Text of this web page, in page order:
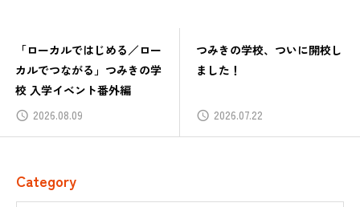
「ローカルではじめる／ロー
カルでつながる」つみきの学
校 入学イベント番外編
2026.08.09
つみきの学校、ついに開校し
ました！
2026.07.22
Category